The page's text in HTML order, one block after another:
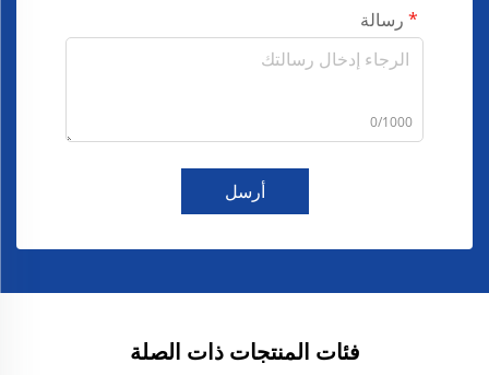
رسالة
0/1000
أرسل
فئات المنتجات ذات الصلة